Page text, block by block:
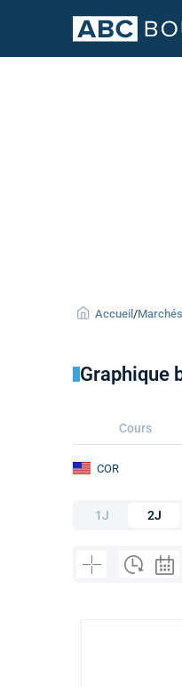
Accueil /
Graphique
Cours
COR
1J 2J